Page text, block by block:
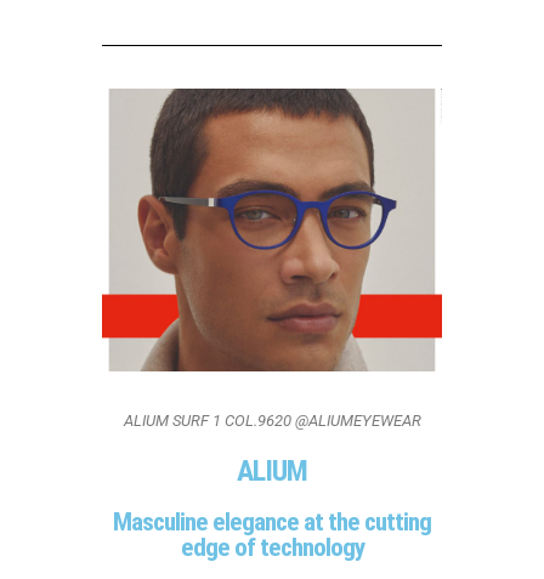
ALIUM SURF 1 COL.9620 @ALIUMEYEWEAR
ALIUM
Masculine elegance at the cutting
edge of technology